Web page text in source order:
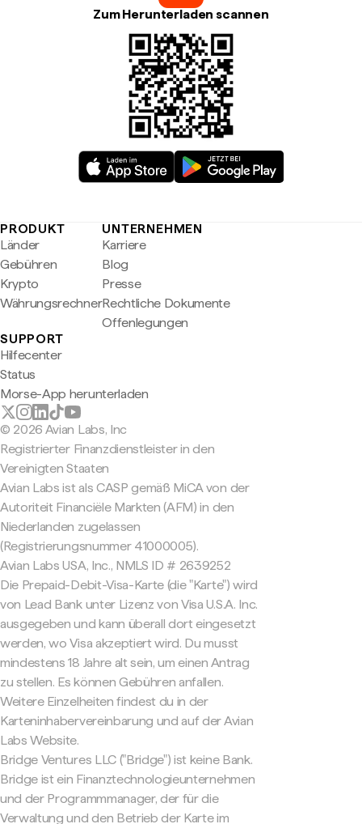
Zum Herunterladen scannen
PRODUKT
Länder
Gebühren
Krypto
Währungsrechner
UNTERNEHMEN
Karriere
Blog
Presse
Rechtliche Dokumente
Offenlegungen
SUPPORT
Hilfecenter
Status
Morse-App herunterladen
© 2026 Avian Labs, Inc
Registrierter Finanzdienstleister in den
Vereinigten Staaten
Avian Labs ist als CASP gemäß MiCA von der
Autoriteit Financiële Markten (AFM) in den
Niederlanden zugelassen
(Registrierungsnummer 41000005).
Avian Labs USA, Inc., NMLS ID # 2639252
Die Prepaid-Debit-Visa-Karte (die "Karte") wird
von Lead Bank unter Lizenz von Visa U.S.A. Inc.
ausgegeben und kann überall dort eingesetzt
werden, wo Visa akzeptiert wird. Du musst
mindestens 18 Jahre alt sein, um einen Antrag
zu stellen. Es können Gebühren anfallen.
Weitere Einzelheiten findest du in der
Karteninhabervereinbarung und auf der Avian
Labs Website.
Bridge Ventures LLC ("Bridge") ist keine Bank.
Bridge ist ein Finanztechnologieunternehmen
und der Programmmanager, der für die
Verwaltung und den Betrieb der Karte im